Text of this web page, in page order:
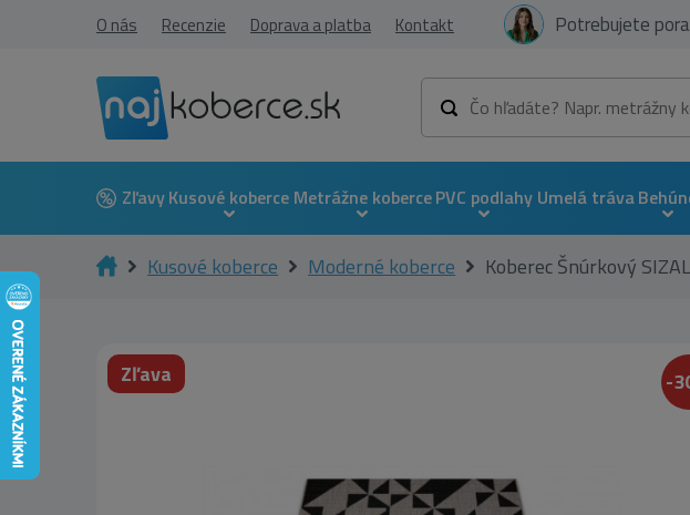
O nás Recenzie Doprava a platba Kontakt Potrebujete
ZľavyKusové koberce Metrážne kobercePVC podlahy Umelá tráva
Kusové koberce Moderné koberce Koberec Šnúrkový
Zľava -